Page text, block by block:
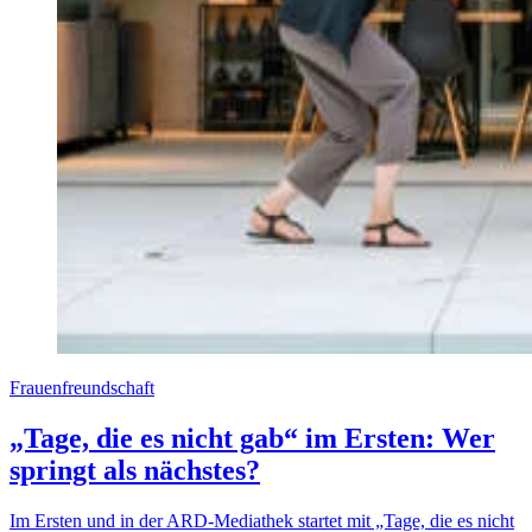
Frauenfreundschaft
„Tage, die es nicht gab“ im Ersten: Wer
springt als nächstes?
Im Ersten und in der ARD-Mediathek startet mit „Tage, die es nicht